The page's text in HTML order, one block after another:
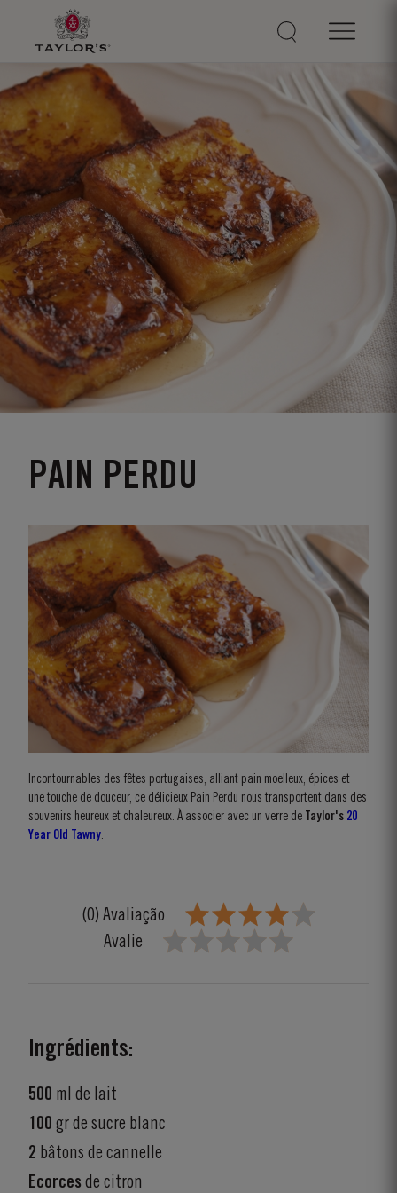
PAIN PERDU
Incontournables des fêtes portugaises, alliant pain moelleux, épices et
une touche de douceur, ce délicieux Pain Perdu nous transportent dans des
souvenirs heureux et chaleureux. À associer avec un verre de
Taylor's 20
Year Old Tawny
(0) Avaliação
Avalie
Ingrédients:
500 ml de lait
100 gr de sucre blanc
2 bâtons de cannelle
Ecorces de citron